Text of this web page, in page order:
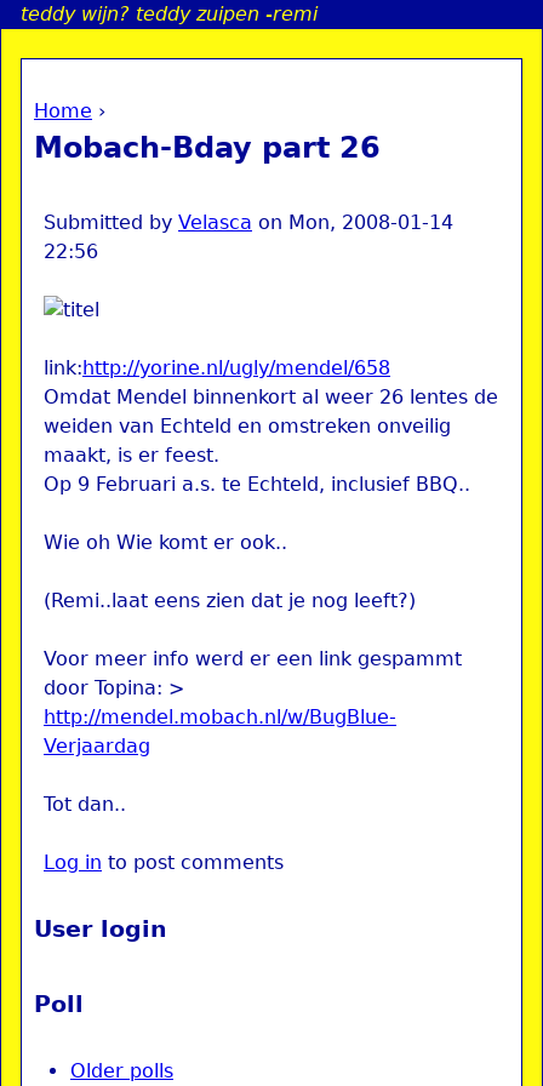
Jump to navigation
teddy wijn? teddy zuipen -remi
You are here
Home ›
Mobach-Bday part 26
Submitted by Velasca on Mon, 2008-01-14
22:56
link:http://yorine.nl/ugly/mendel/658
Omdat Mendel binnenkort al weer 26 lentes de
weiden van Echteld en omstreken onveilig
maakt, is er feest.
Op 9 Februari a.s. te Echteld, inclusief BBQ..
Wie oh Wie komt er ook..
(Remi..laat eens zien dat je nog leeft?)
Voor meer info werd er een link gespammt
door Topina: >
http://mendel.mobach.nl/w/BugBlue-
Verjaardag
Tot dan..
Log in to post comments
User login
Poll
Older polls